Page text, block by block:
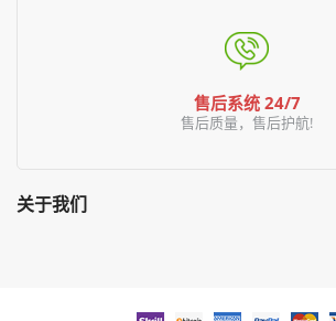
售后系统 24/7
售后质量，售后护航!
关于我们